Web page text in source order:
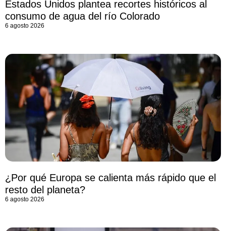
Estados Unidos plantea recortes históricos al
consumo de agua del río Colorado
6 agosto 2026
¿Por qué Europa se calienta más rápido que el
resto del planeta?
6 agosto 2026